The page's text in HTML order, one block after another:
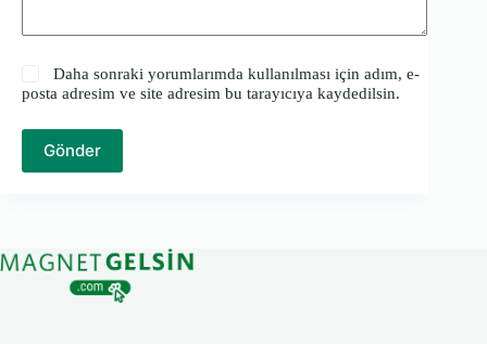
Daha sonraki yorumlarımda kullanılması için adım, e-
posta adresim ve site adresim bu tarayıcıya kaydedilsin.
Gönder